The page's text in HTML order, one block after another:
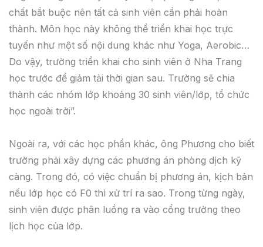
chất bắt buộc nên tất cả sinh viên cần phải hoàn
thành. Môn học này không thể triển khai học trực
tuyến như một số nội dung khác như Yoga, Aerobic…
Do vậy, trường triển khai cho sinh viên ở Nha Trang
học trước để giảm tải thời gian sau. Trường sẽ chia
thành các nhóm lớp khoảng 30 sinh viên/lớp, tổ chức
học ngoài trời”.
Ngoài ra, với các học phần khác, ông Phương cho biết
trường phải xây dựng các phương án phòng dịch kỹ
càng. Trong đó, có việc chuẩn bị phương án, kịch bản
nếu lớp học có F0 thì xử trí ra sao. Trong từng ngày,
sinh viên được phân luồng ra vào cổng trường theo
lịch học của lớp.